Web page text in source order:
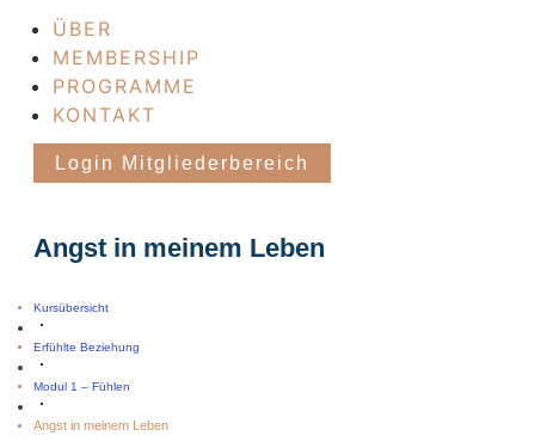
ÜBER
MEMBERSHIP
PROGRAMME
KONTAKT
Login Mitgliederbereich
Angst in meinem Leben
Kursübersicht
Erfühlte Beziehung
Modul 1 – Fühlen
Angst in meinem Leben